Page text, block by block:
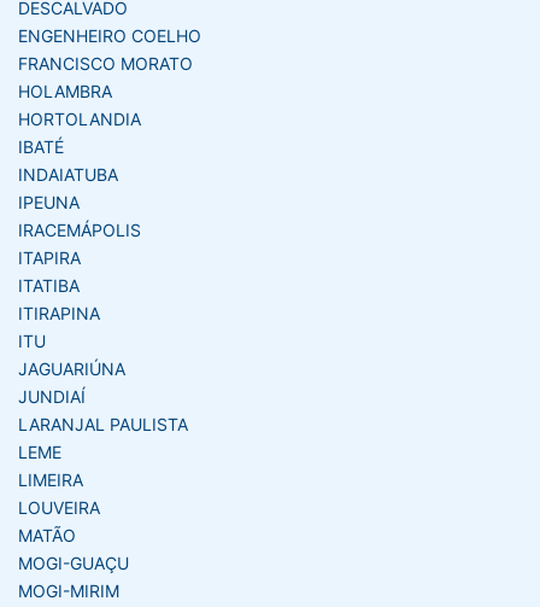
DESCALVADO
ENGENHEIRO COELHO
FRANCISCO MORATO
HOLAMBRA
HORTOLANDIA
IBATÉ
INDAIATUBA
IPEUNA
IRACEMÁPOLIS
ITAPIRA
ITATIBA
ITIRAPINA
ITU
JAGUARIÚNA
JUNDIAÍ
LARANJAL PAULISTA
LEME
LIMEIRA
LOUVEIRA
MATÃO
MOGI-GUAÇU
MOGI-MIRIM